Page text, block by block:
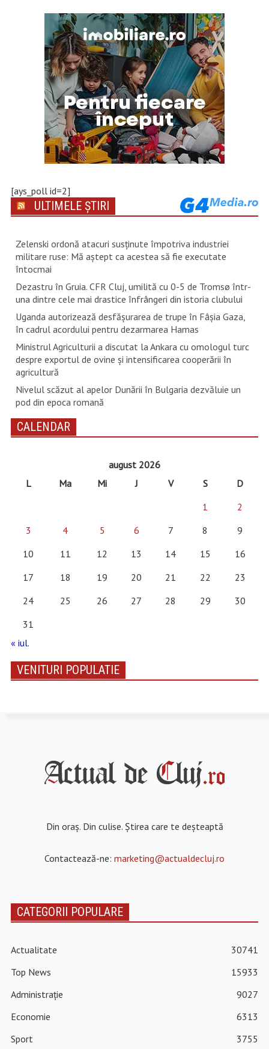
[ays_poll id=2]
ULTIMELE ȘTIRI
Zelenski ordonă atacuri susţinute împotriva industriei
militare ruse: Mă aştept ca acestea să fie executate
întocmai
Dezastru în Gruia. CFR Cluj, umilită cu 0-5 de Tromsø într-
una dintre cele mai drastice înfrângeri din istoria clubului
Uganda autorizează desfăşurarea de trupe în Fâşia Gaza,
în cadrul acordului pentru dezarmarea Hamas
Ministrul Agriculturii a discutat la Ankara cu omologul turc
despre exportul de ovine și intensificarea cooperării în
agricultură
Nivelul scăzut al apelor Dunării în Bulgaria dezvăluie un
pod din epoca romană
CALENDAR
august 2026
L
Ma Mi J V S
D
1
2
3
4 5 6 7 8
9
10
11 12 13 14 15
16
17
18 19 20 21 22
23
24
25 26 27 28 29
30
31
« iul.
VENITURI POPULATIE
Din oraș. Din culise. Știrea care te deșteaptă
Contactează-ne: marketing@actualdecluj.ro
CATEGORII POPULARE
Actualitate
30741
Top News
15933
Administrație
9027
Economie
6313
Sport
3755